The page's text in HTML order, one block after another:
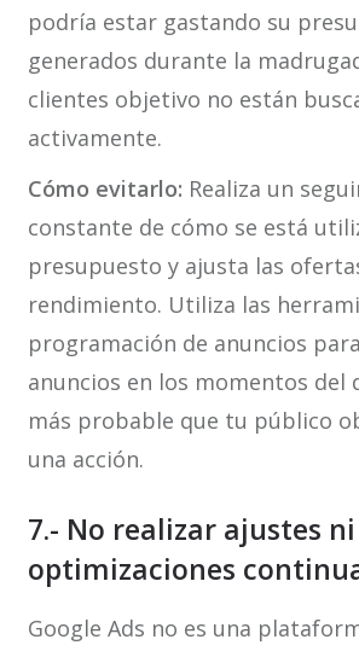
podría estar gastando su
generados durante la
clientes objetivo no están
activamente.
Cómo evitarlo: Realiza un
constante de cómo se está
presupuesto y ajusta las
rendimiento. Utiliza las
programación de anuncios
anuncios en los momentos del
más probable que tu público
una acción.
7.- No realizar ajustes ni
optimizaciones
Google Ads no es una